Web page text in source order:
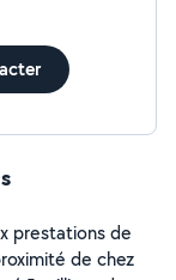
pour un devis rapide
prestations de
de chez